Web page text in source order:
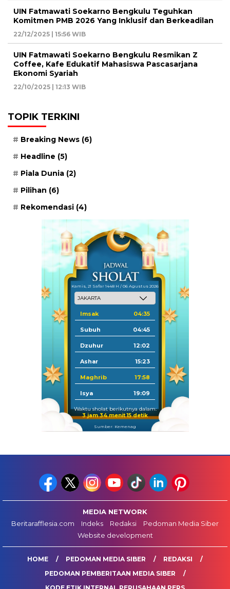
UIN Fatmawati Soekarno Bengkulu Teguhkan
Komitmen PMB 2026 Yang Inklusif dan Berkeadilan
22/12/2025 | 15:56 WIB
UIN Fatmawati Soekarno Bengkulu Resmikan Z
Coffee, Kafe Edukatif Mahasiswa Pascasarjana
Ekonomi Syariah
22/10/2025 | 12:13 WIB
TOPIK TERKINI
Breaking News (6)
Headline (5)
Piala Dunia (2)
Pilihan (6)
Rekomendasi (4)
Kamis, 21 Safar 1448 H / 06 Agustus 2026
Imsak 04:35
Subuh 04:45
Dzuhur 12:02
Ashar 15:23
Maghrib 17:58
Isya 19:09
Waktu sholat berikutnya dalam:
3 jam 34 menit 15 detik
Sumber: Kemenag
MEDIA NETWORK
Beritarafflesia.com
Indeks Redaksi
Pedoman Media Siber
Website development
HOME PEDOMAN MEDIA SIBER
REDAKSI
PEDOMAN PEMBERITAAN MEDIA SIBER